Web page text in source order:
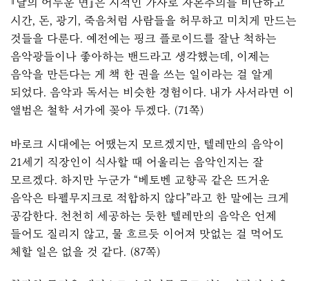
시간, 돈, 광기, 죽음처럼 사람들을 허무하고 미치게 만드는
것들을 다룬다. 예전에는 핑크 플로이드를 잘난 척하는
음악광들이나 좋아하는 밴드라고 생각했는데, 이제는
음악을 만든다는 게 책 한 권을 쓰는 일이라는 걸 알게
되었다. 음악과 독서는 비슷한 경험이다. 내가 사서라면 이
앨범은 철학 서가에 꽂아 두겠다. (71쪽)
바로크 시대에는 어땠는지 모르겠지만, 텔레만의 음악이
21세기 직장인이 식사할 때 어울리는 음악인지는 잘
모르겠다. 하지만 누군가 “베토벤 교향곡 같은 뜨거운
음악은 타펠무지크로 적합하지 않다”라고 한 말에는 크게
공감한다. 천천히 세공하는 듯한 텔레만의 음악은 언제
들어도 질리지 않고, 물 흐르듯 이어져 맛없는 걸 먹어도
체할 일은 없을 것 같다. (87쪽)